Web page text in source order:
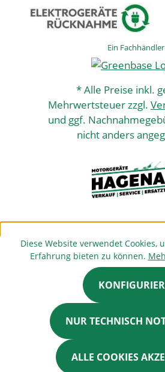
Ein
* Alle Preise inkl.
Mehrwertsteuer zzgl.
und ggf.
nicht anders
Diese Website verwendet Cookies,
Erfahrung bieten zu können.
NUR TECHNISCH
ALLE COOKIES